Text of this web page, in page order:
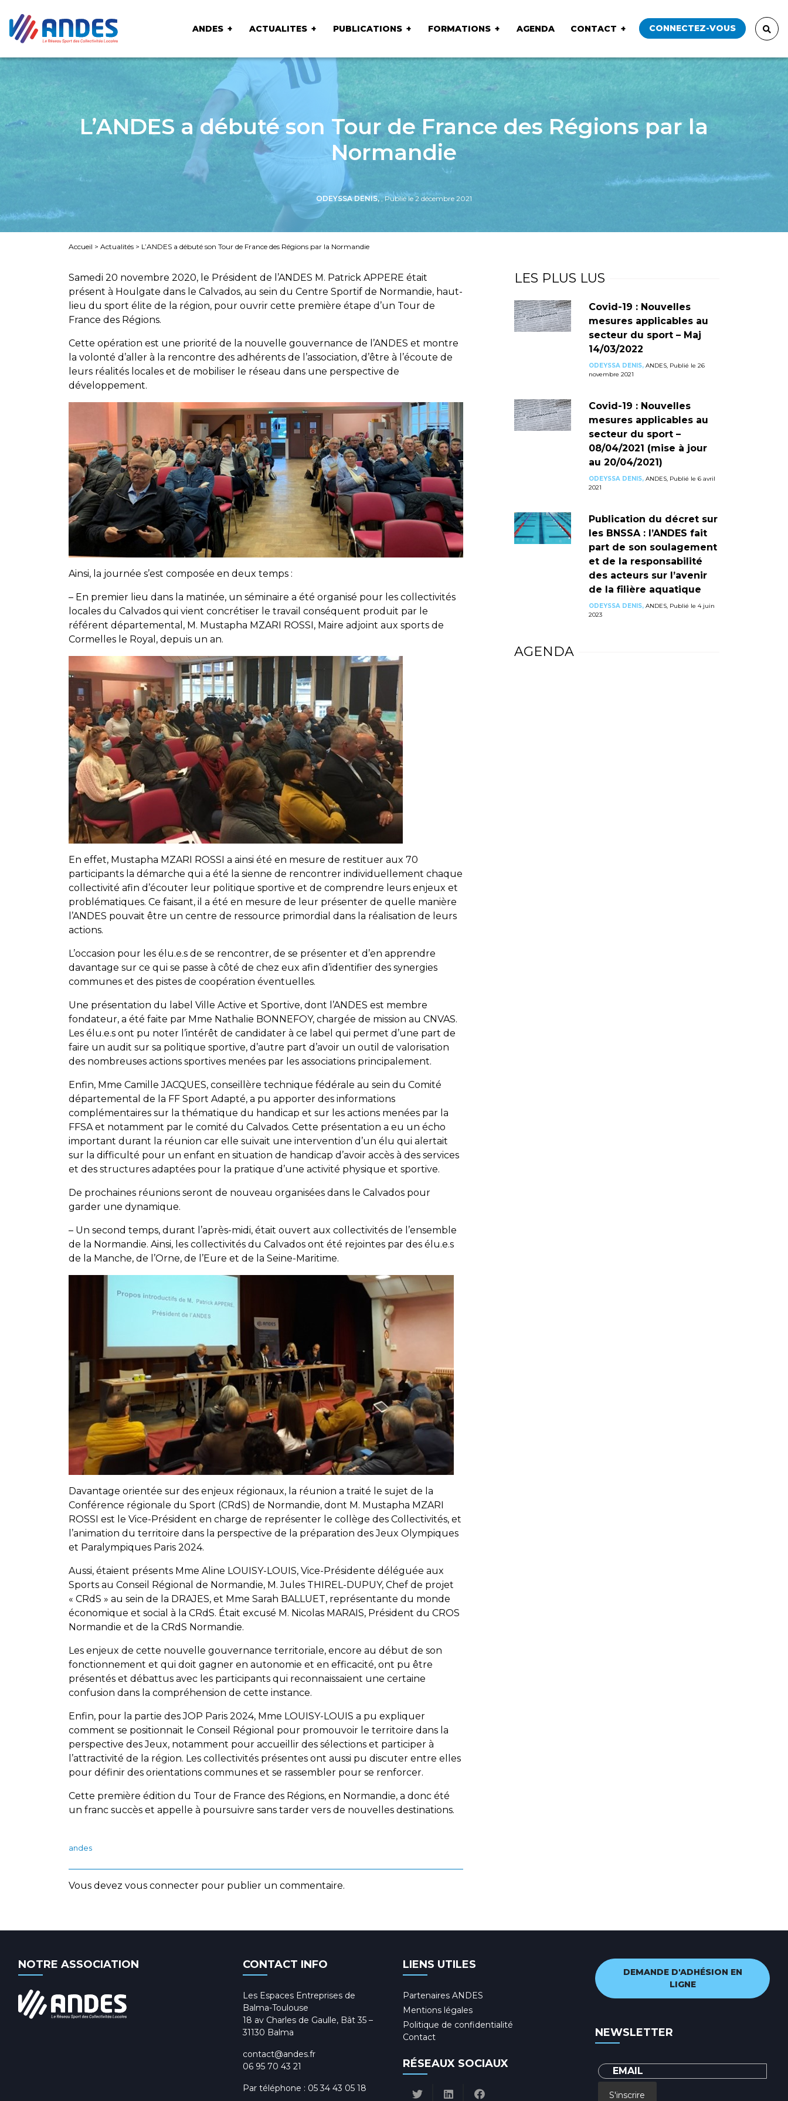
ANDES ACTUALITES PUBLICATIONS FORMATIONS AGENDA CONTACT CONNECTEZ-VOUS
L’ANDES a débuté son Tour de France des Régions par la
Normandie
ODEYSSA DENIS,, Publié le 2 décembre 2021
Accueil > Actualités > L’ANDES a débuté son Tour de France des Régions par la Normandie
Samedi 20 novembre 2020, le Président de l’ANDES M. Patrick APPERE était
présent à Houlgate dans le Calvados, au sein du Centre Sportif de Normandie, haut-
lieu du sport élite de la région, pour ouvrir cette première étape d’un Tour de
France des Régions.
Cette opération est une priorité de la nouvelle gouvernance de l’ANDES et montre
la volonté d’aller à la rencontre des adhérents de l’association, d’être à l’écoute de
leurs réalités locales et de mobiliser le réseau dans une perspective de
développement.
Ainsi, la journée s’est composée en deux temps :
– En premier lieu dans la matinée, un séminaire a été organisé pour les collectivités
locales du Calvados qui vient concrétiser le travail conséquent produit par le
référent départemental, M. Mustapha MZARI ROSSI, Maire adjoint aux sports de
Cormelles le Royal, depuis un an.
En effet, Mustapha MZARI ROSSI a ainsi été en mesure de restituer aux 70
participants la démarche qui a été la sienne de rencontrer individuellement chaque
collectivité afin d’écouter leur politique sportive et de comprendre leurs enjeux et
problématiques. Ce faisant, il a été en mesure de leur présenter de quelle manière
l’ANDES pouvait être un centre de ressource primordial dans la réalisation de leurs
actions.
L’occasion pour les élu.e.s de se rencontrer, de se présenter et d’en apprendre
davantage sur ce qui se passe à côté de chez eux afin d’identifier des synergies
communes et des pistes de coopération éventuelles.
Une présentation du label Ville Active et Sportive, dont l’ANDES est membre
fondateur, a été faite par Mme Nathalie BONNEFOY, chargée de mission au CNVAS.
Les élu.e.s ont pu noter l’intérêt de candidater à ce label qui permet d’une part de
faire un audit sur sa politique sportive, d’autre part d’avoir un outil de valorisation
des nombreuses actions sportives menées par les associations principalement.
Enfin, Mme Camille JACQUES, conseillère technique fédérale au sein du Comité
départemental de la FF Sport Adapté, a pu apporter des informations
complémentaires sur la thématique du handicap et sur les actions menées par la
FFSA et notamment par le comité du Calvados. Cette présentation a eu un écho
important durant la réunion car elle suivait une intervention d’un élu qui alertait
sur la difficulté pour un enfant en situation de handicap d’avoir accès à des services
et des structures adaptées pour la pratique d’une activité physique et sportive.
De prochaines réunions seront de nouveau organisées dans le Calvados pour
garder une dynamique.
– Un second temps, durant l’après-midi, était ouvert aux collectivités de l’ensemble
de la Normandie. Ainsi, les collectivités du Calvados ont été rejointes par des élu.e.s
de la Manche, de l’Orne, de l’Eure et de la Seine-Maritime.
Davantage orientée sur des enjeux régionaux, la réunion a traité le sujet de la
Conférence régionale du Sport (CRdS) de Normandie, dont M. Mustapha MZARI
ROSSI est le Vice-Président en charge de représenter le collège des Collectivités, et
l’animation du territoire dans la perspective de la préparation des Jeux Olympiques
et Paralympiques Paris 2024.
Aussi, étaient présents Mme Aline LOUISY-LOUIS, Vice-Présidente déléguée aux
Sports au Conseil Régional de Normandie, M. Jules THIREL-DUPUY, Chef de projet
« CRdS » au sein de la DRAJES, et Mme Sarah BALLUET, représentante du monde
économique et social à la CRdS. Était excusé M. Nicolas MARAIS, Président du CROS
Normandie et de la CRdS Normandie.
Les enjeux de cette nouvelle gouvernance territoriale, encore au début de son
fonctionnement et qui doit gagner en autonomie et en efficacité, ont pu être
présentés et débattus avec les participants qui reconnaissaient une certaine
confusion dans la compréhension de cette instance.
Enfin, pour la partie des JOP Paris 2024, Mme LOUISY-LOUIS a pu expliquer
comment se positionnait le Conseil Régional pour promouvoir le territoire dans la
perspective des Jeux, notamment pour accueillir des sélections et participer à
l’attractivité de la région. Les collectivités présentes ont aussi pu discuter entre elles
pour définir des orientations communes et se rassembler pour se renforcer.
Cette première édition du Tour de France des Régions, en Normandie, a donc été
un franc succès et appelle à poursuivre sans tarder vers de nouvelles destinations.
andes
Vous devez vous connecter pour publier un commentaire.
LES PLUS LUS
Covid-19 : Nouvelles
mesures applicables au
secteur du sport – Maj
14/03/2022
ODEYSSA DENIS,ANDES, Publié le 26
novembre 2021
Covid-19 : Nouvelles
mesures applicables au
secteur du sport –
08/04/2021 (mise à jour
au 20/04/2021)
ODEYSSA DENIS,ANDES, Publié le 6 avril
2021
Publication du décret sur
les BNSSA : l’ANDES fait
part de son soulagement
et de la responsabilité
des acteurs sur l’avenir
de la filière aquatique
ODEYSSA DENIS,ANDES, Publié le 4 juin
2023
AGENDA
NOTRE ASSOCIATION CONTACT INFO
Les Espaces Entreprises de
Balma-Toulouse
18 av Charles de Gaulle, Bât 35 –
31130 Balma
contact@andes.fr
06 95 70 43 21
Par téléphone : 05 34 43 05 18
LIENS UTILES
Partenaires ANDES
Mentions légales
Politique de confidentialité
Contact
RÉSEAUX SOCIAUX
DEMANDE D'ADHÉSION EN
LIGNE
NEWSLETTER
S'inscrire